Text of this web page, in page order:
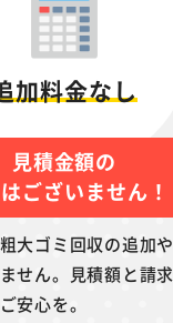
加料金なし
見積金額の
ございません！
大ゴミ回収の追加
せん。見積額と請
安心を。